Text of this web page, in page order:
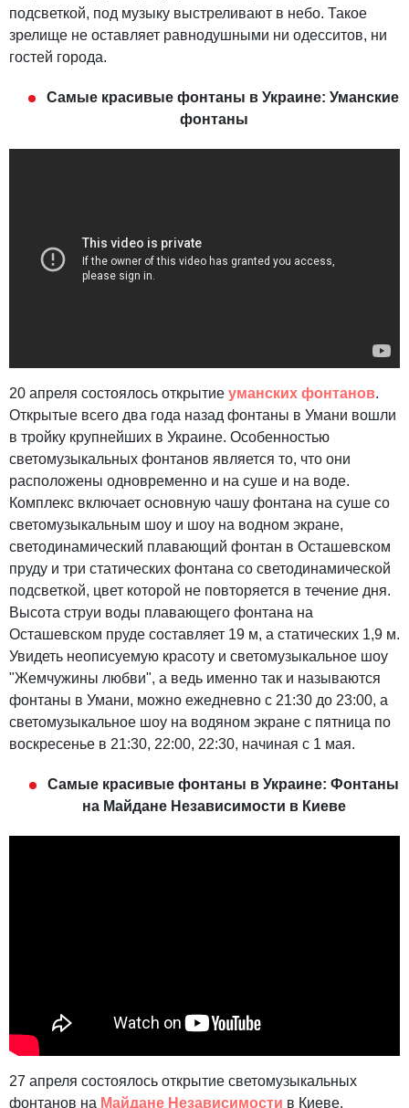
подсветкой, под музыку выстреливают в небо. Такое
зрелище не оставляет равнодушными ни одесситов, ни
гостей города.
Самые красивые фонтаны в Украине: Уманские
фонтаны
20 апреля состоялось открытие уманских фонтанов.
Открытые всего два года назад фонтаны в Умани вошли
в тройку крупнейших в Украине. Особенностью
светомузыкальных фонтанов является то, что они
расположены одновременно и на суше и на воде.
Комплекс включает основную чашу фонтана на суше со
светомузыкальным шоу и шоу на водном экране,
светодинамический плавающий фонтан в Осташевском
пруду и три статических фонтана со светодинамической
подсветкой, цвет которой не повторяется в течение дня.
Высота струи воды плавающего фонтана на
Осташевском пруде составляет 19 м, а статических 1,9 м.
Увидеть неописуемую красоту и светомузыкальное шоу
"Жемчужины любви", а ведь именно так и называются
фонтаны в Умани, можно ежедневно с 21:30 до 23:00, а
светомузыкальное шоу на водяном экране с пятница по
воскресенье в 21:30, 22:00, 22:30, начиная с 1 мая.
Самые красивые фонтаны в Украине: Фонтаны
на Майдане Независимости в Киеве
27 апреля состоялось открытие светомузыкальных
фонтанов на Майдане Независимости в Киеве.